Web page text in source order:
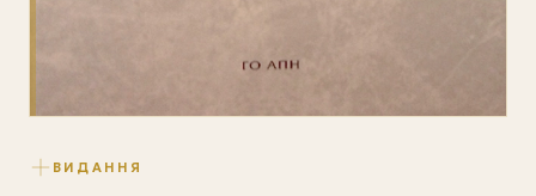
ВИДАННЯ